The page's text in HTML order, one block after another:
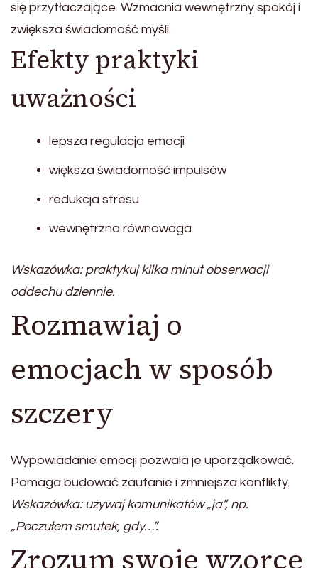
się przytłaczające. Wzmacnia wewnętrzny spokój i
zwiększa świadomość myśli.
Efekty praktyki
uważności
lepsza regulacja emocji
większa świadomość impulsów
redukcja stresu
wewnętrzna równowaga
Wskazówka: praktykuj kilka minut obserwacji
oddechu dziennie.
Rozmawiaj o
emocjach w sposób
szczery
Wypowiadanie emocji pozwala je uporządkować.
Pomaga budować zaufanie i zmniejsza konflikty.
Wskazówka: używaj komunikatów „ja”, np.
„Poczułem smutek, gdy…”.
Zrozum swoje wzorce